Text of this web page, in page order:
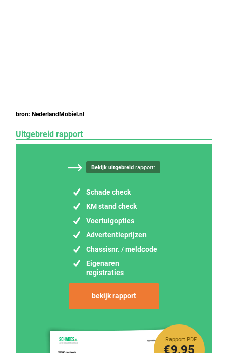
bron: NederlandMobiel.nl
Uitgebreid rapport
Bekijk uitgebreidrapport:
Schade check
KM stand check
Voertuigopties
Advertentieprijzen
Chassisnr. / meldcode
Eigenaren
registraties
bekijk rapport
Rapport PDF
€9,95